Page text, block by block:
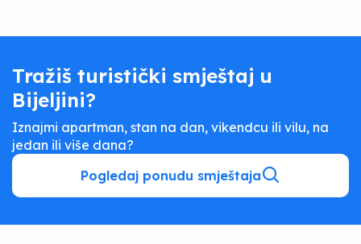
Tražiš turistički smještaj u
Bijeljini?
Iznajmi apartman, stan na dan, vikendcu ili vilu, na
jedan ili više dana?
Pogledaj ponudu smještaja